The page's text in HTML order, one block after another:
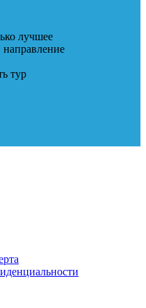
лучшее
направление
тур